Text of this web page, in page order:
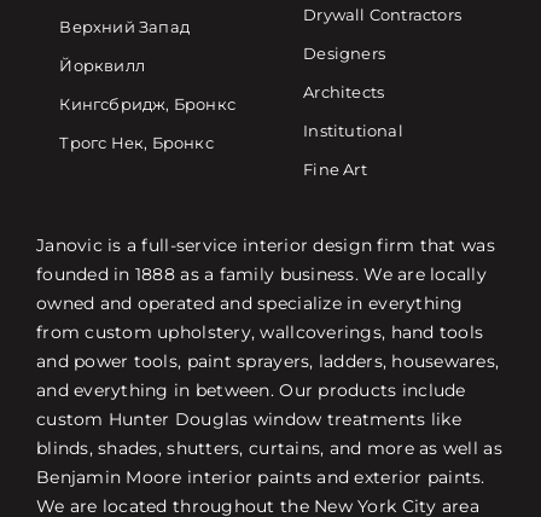
Верхний Запад
Йорквилл
Кингсбридж, Бронкс
Трогс Нек, Бронкс
Drywall Contractors
Designers
Architects
Institutional
Fine Art
Janovic is a full-service interior design firm that was
founded in 1888 as a family business. We are locally
owned and operated and specialize in everything
from custom upholstery, wallcoverings, hand tools
and power tools, paint sprayers, ladders, housewares,
and everything in between. Our products include
custom Hunter Douglas window treatments like
blinds, shades, shutters, curtains, and more as well as
Benjamin Moore interior paints and exterior paints.
We are located throughout the New York City area